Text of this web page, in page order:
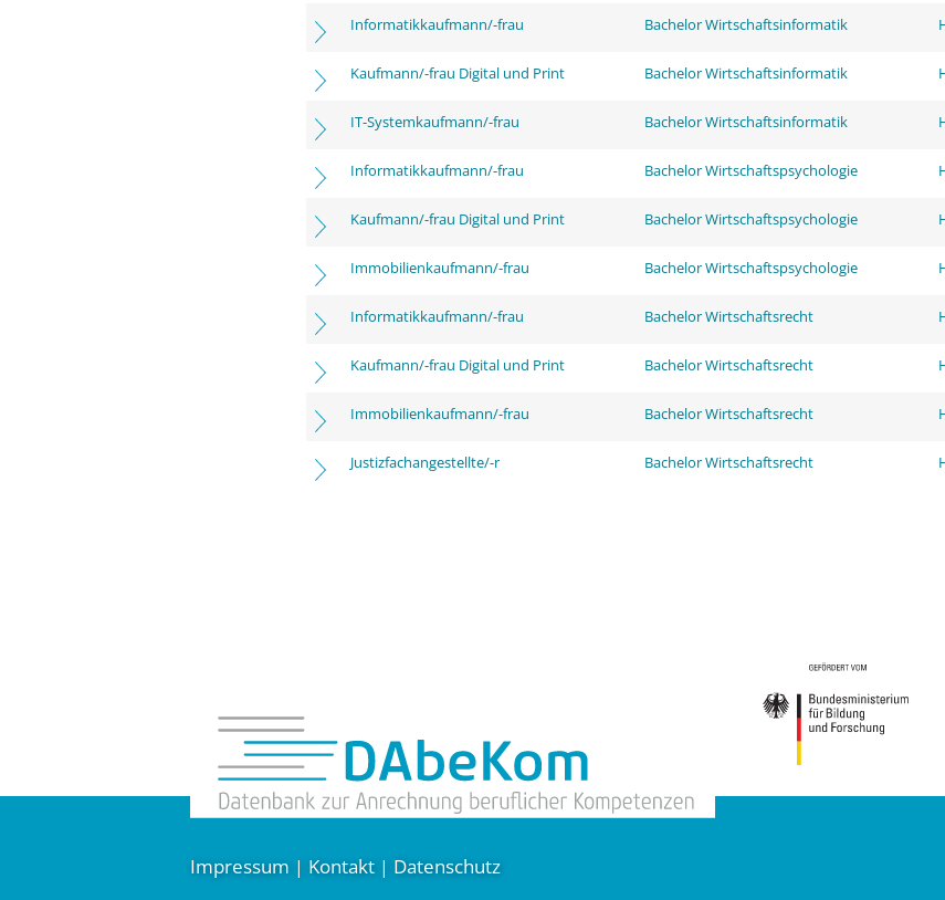
Informatikkaufmann/-frau Bachelor Wirtschaftsinformatik
Kaufmann/-frau Digital und Print Bachelor Wirtschaftsinformatik
IT-Systemkaufmann/-frau Bachelor Wirtschaftsinformatik
Informatikkaufmann/-frau Bachelor Wirtschaftspsychologie
Kaufmann/-frau Digital und Print Bachelor Wirtschaftspsychologie
Immobilienkaufmann/-frau Bachelor Wirtschaftspsychologie
Informatikkaufmann/-frau Bachelor Wirtschaftsrecht
Kaufmann/-frau Digital und Print Bachelor Wirtschaftsrecht
Immobilienkaufmann/-frau Bachelor Wirtschaftsrecht
Justizfachangestellte/-r Bachelor Wirtschaftsrecht
Impressum | Kontakt | Datenschutz